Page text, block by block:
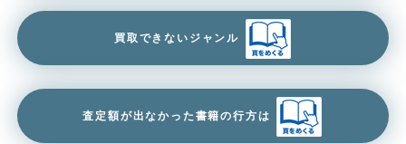
買取できないジャンル
査定額が出なかった書籍の行方は